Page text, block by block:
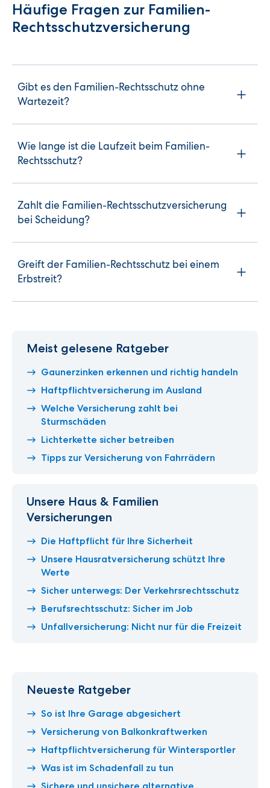
Häufige Fragen zur Familien-
Rechtsschutzversicherung
Gibt es den Familien-Rechtsschutz ohne
Wartezeit?
Wie lange ist die Laufzeit beim Familien-
Rechtsschutz?
Zahlt die Familien-Rechtsschutzversicherung
bei Scheidung?
Greift der Familien-Rechtsschutz bei einem
Erbstreit?
Meist gelesene Ratgeber
Gaunerzinken erkennen und richtig handeln
Haftpflichtversicherung im Ausland
Welche Versicherung zahlt bei
Sturmschäden
Lichterkette sicher betreiben
Tipps zur Versicherung von Fahrrädern
Unsere Haus & Familien
Versicherungen
Die Haftpflicht für Ihre Sicherheit
Unsere Hausratversicherung schützt Ihre
Werte
Sicher unterwegs: Der Verkehrsrechtsschutz
Berufsrechtsschutz: Sicher im Job
Unfallversicherung: Nicht nur für die Freizeit
Neueste Ratgeber
So ist Ihre Garage abgesichert
Versicherung von Balkonkraftwerken
Haftpflichtversicherung für Wintersportler
Was ist im Schadenfall zu tun